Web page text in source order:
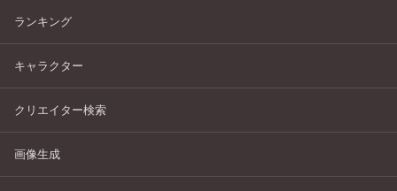
ランキング
キャラクター
クリエイター検索
画像生成